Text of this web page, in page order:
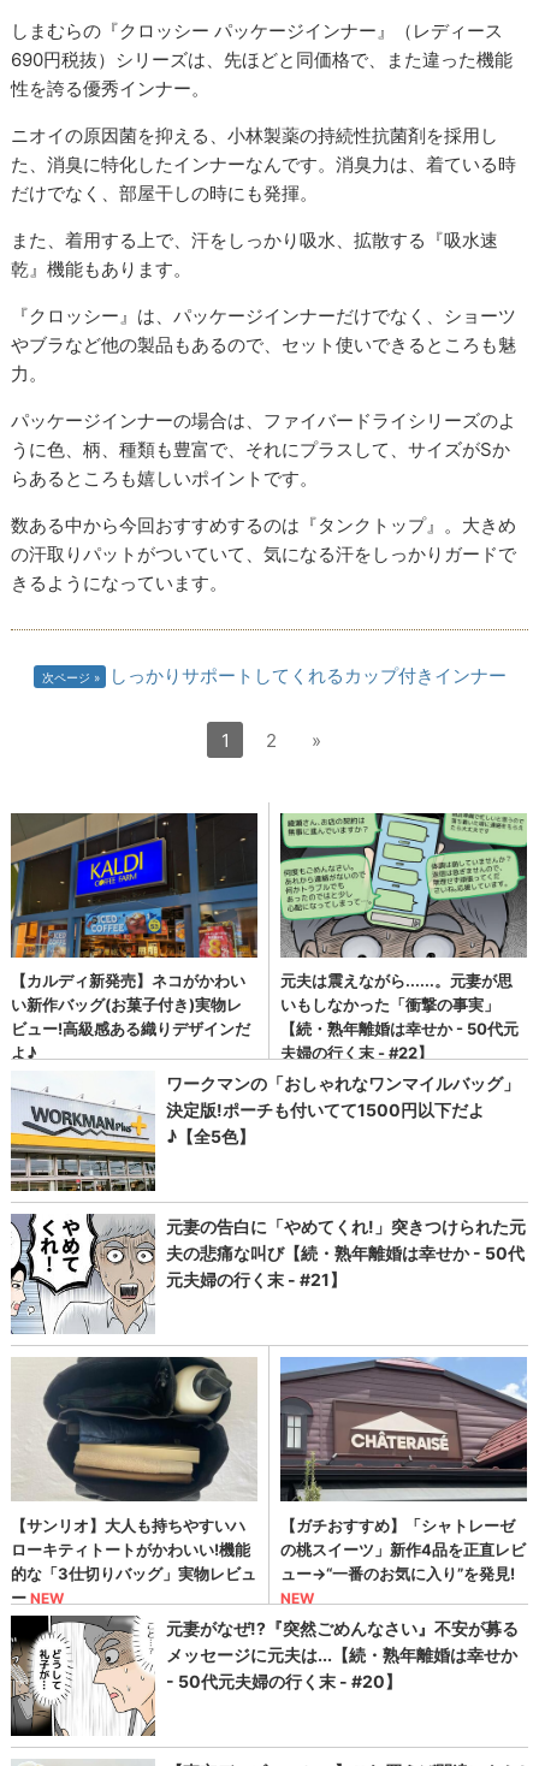
しまむらの『クロッシー パッケージインナー』（レディース
690円税抜）シリーズは、先ほどと同価格で、また違った機能
性を誇る優秀インナー。
ニオイの原因菌を抑える、小林製薬の持続性抗菌剤を採用し
た、消臭に特化したインナーなんです。消臭力は、着ている時
だけでなく、部屋干しの時にも発揮。
また、着用する上で、汗をしっかり吸水、拡散する『吸水速
乾』機能もあります。
『クロッシー』は、パッケージインナーだけでなく、ショーツ
やブラなど他の製品もあるので、セット使いできるところも魅
力。
パッケージインナーの場合は、ファイバードライシリーズのよ
うに色、柄、種類も豊富で、それにプラスして、サイズがSか
らあるところも嬉しいポイントです。
数ある中から今回おすすめするのは『タンクトップ』。大きめ
の汗取りパットがついていて、気になる汗をしっかりガードで
きるようになっています。
次ページ しっかりサポートしてくれるカップ付きインナー
1 2 »